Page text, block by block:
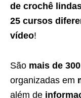
de crochê
25 cursos
vídeo!
São mais de
organizadas em
além de